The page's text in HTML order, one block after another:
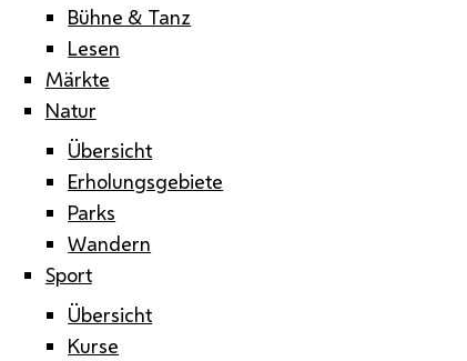
Bühne & Tanz
Lesen
Märkte
Natur
Übersicht
Erholungsgebiete
Parks
Wandern
Sport
Übersicht
Kurse